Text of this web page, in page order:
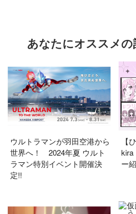
あなたにオススメ
ウルトラマンが羽田空港から
世界へ！ 2024年夏 ウルト
ラマン特別イベント開催決
定!!
【
kira
ー